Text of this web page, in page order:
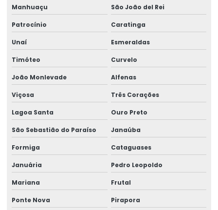
Manhuaçu São João del Rei
Patrocínio Caratinga
Unaí Esmeraldas
Timóteo Curvelo
João Monlevade Alfenas
Viçosa Três Corações
Lagoa Santa Ouro Preto
São Sebastião do Paraíso Janaúba
Formiga Cataguases
Januária Pedro Leopoldo
Mariana Frutal
Ponte Nova Pirapora